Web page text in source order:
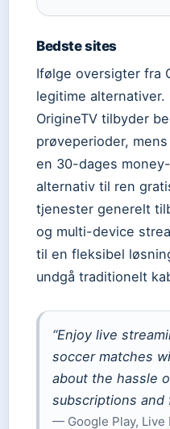
Bedste sites
Ifølge oversigter fra
legitime alternativer.
OrigineTV tilbyder
prøveperioder, mens
en 30-dages
alternativ til ren
tjenester generelt
og multi-device
til en fleksibel
undgå traditionelt
“Enjoy live
soccer matches
about the hassle
subscriptions and
— Google Play, Live